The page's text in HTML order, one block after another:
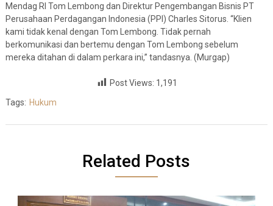
Mendag RI Tom Lembong dan Direktur Pengembangan Bisnis PT
Perusahaan Perdagangan Indonesia (PPI) Charles Sitorus. “Klien
kami tidak kenal dengan Tom Lembong. Tidak pernah
berkomunikasi dan bertemu dengan Tom Lembong sebelum
mereka ditahan di dalam perkara ini,” tandasnya. (Murgap)
Post Views: 1,191
Tags: Hukum
Related Posts